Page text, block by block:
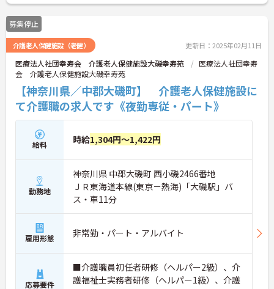
募集停止
介護老人保健施設（老健） 更新日：2025年02月11日
医療法人社団幸寿会 介護老人保健施設大磯幸寿苑
医療法人社団幸寿
会 介護老人保健施設大磯幸寿苑
【神奈川県／中郡大磯町】 介護老人保健施設に
て介護職の求人です《夜勤専従・パート》
給料 時給1,304円～1,422円
勤務地
神奈川県 中郡大磯町 西小磯2466番地
ＪＲ東海道本線(東京－熱海)「大磯駅」バ
ス・車11分
雇用形態 非常勤・パート・アルバイト
応募要件
■介護職員初任者研修（ヘルパー2級）、介
護福祉士実務者研修（ヘルパー1級）、介護